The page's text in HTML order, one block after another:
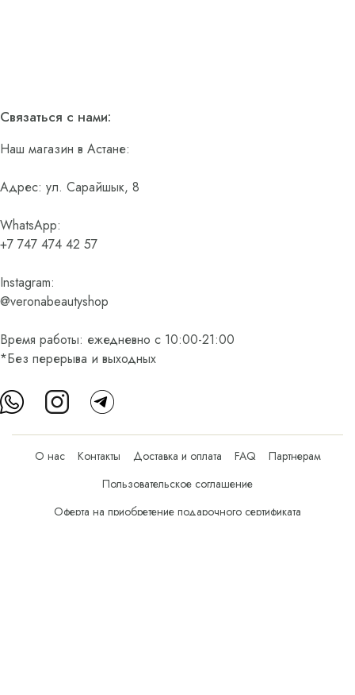
Связаться с нами:
Наш магазин в Астане:
Адрес: ул. Сарайшык, 8
WhatsApp:
+7 747 474 42 57
Instagram:
@veronabeautyshop
Время работы: ежедневно с 10:00-21:00
*Без перерыва и выходных
О нас Контакты Доставка и оплата FAQ
Партнерам
Пользовательское соглашение
Оферта на приобретение подарочного сертификата